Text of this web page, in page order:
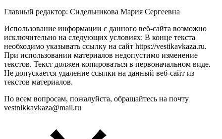
Главный редактор: Сидельникова Мария Сергеевна
Использование информации с данного веб-сайта возможно
исключительно на следующих условиях: В конце текста
необходимо указывать ссылку на сайт https://vestikavkaza.ru.
При использовании материалов недопустимо изменение
текстов. Текст должен копироваться в первоначальном виде.
Не допускается удаление ссылки на данный веб-сайт из
текстов материалов.
По всем вопросам, пожалуйста, обращайтесь на почту
vestnikkavkaza@mail.ru